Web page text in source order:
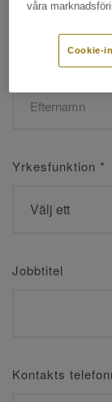
Efternamn*
Yrkesfunktion *
Jobbtitel
Kontakts
våra
Cookie-